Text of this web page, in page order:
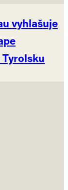
vyhlašuje